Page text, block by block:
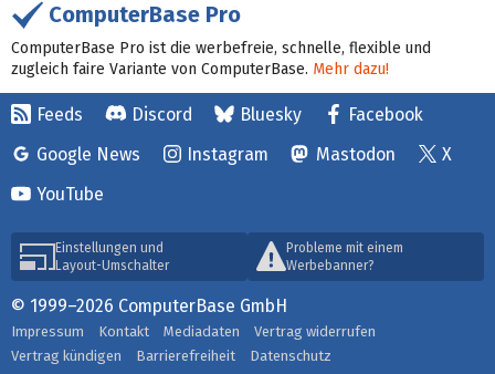
ComputerBase Pro
ComputerBase Pro ist die werbefreie, schnelle, flexible und
zugleich faire Variante von ComputerBase. Mehr dazu!
Feeds Discord Bluesky
Facebook
Google News
Instagram Mastodon
X
YouTube
Einstellungen und
Layout-Umschalter
Probleme mit einem
Werbebanner?
© 1999–2026 ComputerBase GmbH
Impressum Kontakt Mediadaten
Vertrag widerrufen
Vertrag kündigen
Barrierefreiheit Datenschutz